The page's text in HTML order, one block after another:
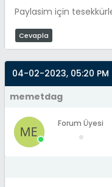
Paylasim için
Cevapla
04-02-2023, 05:20 PM
memetdag
Forum Üyesi